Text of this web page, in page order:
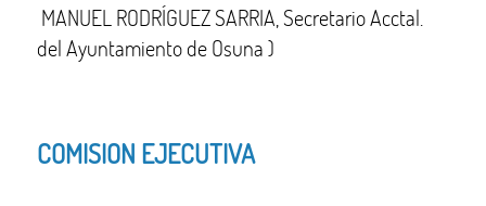
MANUEL RODRÍGUEZ SARRIA, Secretario Acctal.
del Ayuntamiento de Osuna )
COMISION EJECUTIVA